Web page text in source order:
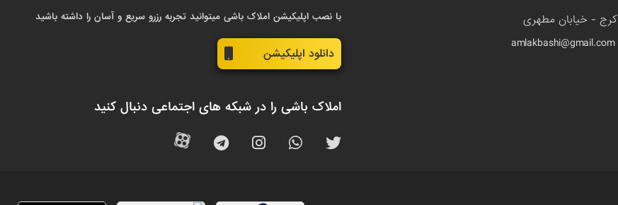
کرج - خیابان مطهری
amlakbashi@gmail.com
با نصب اپلیکیشن املاک باشی میتوانید تجربه رزرو سریع و آسان را داشته باشید
دانلود اپلیکیشن
املاک باشی را در شبکه های اجتماعی دنبال کنید